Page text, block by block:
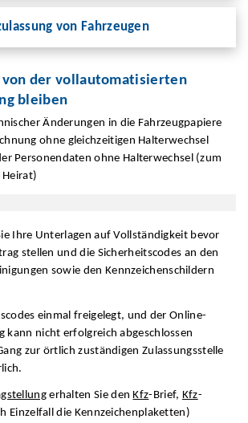
von Fahrzeugen
von der vollautomatisierten
bleiben
Änderungen in die Fahrzeugpapiere
ohne gleichzeitigen Halterwechsel
Personendaten ohne Halterwechsel (zum
Heirat)
Ihre Unterlagen auf Vollständigkeit bevor
stellen und die Sicherheitscodes an den
sowie den Kennzeichenschildern
einmal freigelegt, und der Online-
kann nicht erfolgreich abgeschlossen
zur örtlich zuständigen Zulassungsstelle
erhalten Sie den Kfz-Brief, Kfz-
Einzelfall die Kennzeichenplaketten)